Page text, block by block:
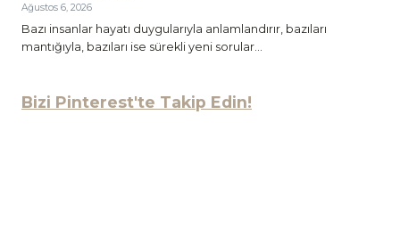
Ağustos 6, 2026
Bazı insanlar hayatı duygularıyla anlamlandırır, bazıları
mantığıyla, bazıları ise sürekli yeni sorular...
Bizi Pinterest'te Takip Edin!